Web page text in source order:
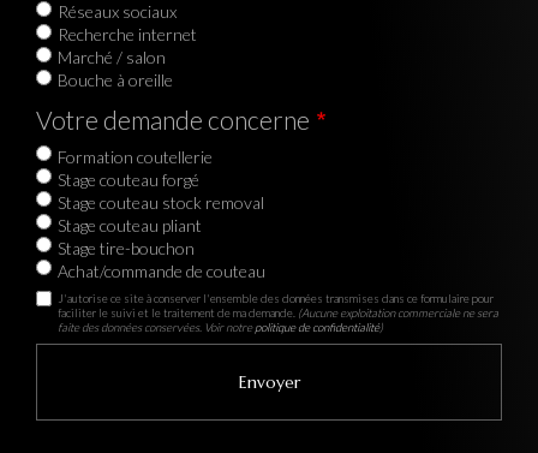
Réseaux sociaux
Recherche internet
Marché / salon
Bouche à oreille
Votre demande concerne
Formation coutellerie
Stage couteau forgé
Stage couteau stock removal
Stage couteau pliant
Stage tire-bouchon
Achat/commande de couteau
J'autorise ce site à conserver l'ensemble des données transmises dans ce formulaire pour
faciliter le suivi et le traitement de ma demande. (Aucune exploitation commerciale ne sera
faite des données conservées. Voir notrepolitique de confidentialité)